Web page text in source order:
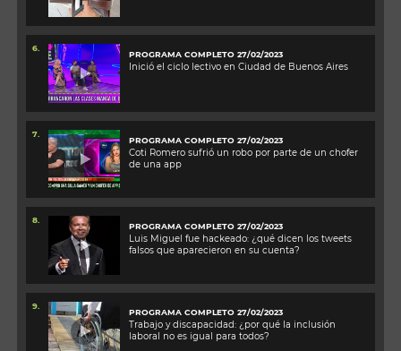
6.
PROGRAMA COMPLETO 27/02/2023
Inició el ciclo lectivo en Ciudad de Buenos Aires
7.
PROGRAMA COMPLETO 27/02/2023
Coti Romero sufrió un robo por parte de un chofer
de una app
8.
PROGRAMA COMPLETO 27/02/2023
Luis Miguel fue hackeado: ¿qué dicen los tweets
falsos que aparecieron en su cuenta?
9.
PROGRAMA COMPLETO 27/02/2023
Trabajo y discapacidad: ¿por qué la inclusión
laboral no es igual para todos?